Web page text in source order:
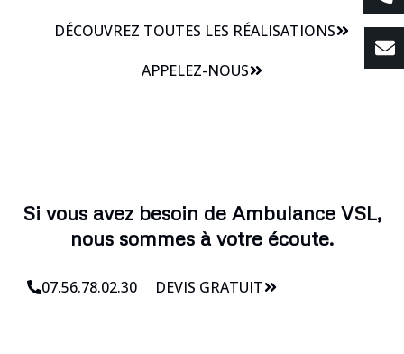
DÉCOUVREZ TOUTES LES RÉALISATIONS
APPELEZ-NOUS
Si vous avez besoin de Ambulance VSL,
nous sommes à votre écoute.
07.56.78.02.30 DEVIS GRATUIT